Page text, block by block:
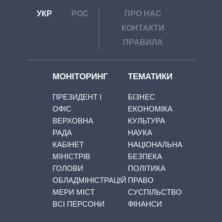
УКР РОС
ПРО НАС
КОНТАКТИ
ПРАВИЛА
МОНІТОРИНГ
ПРЕЗИДЕНТ І
ОФІС
ВЕРХОВНА
РАДА
КАБІНЕТ
МІНІСТРІВ
ГОЛОВИ
ОБЛАДМІНІСТРАЦІЙ
МЕРИ МІСТ
ВСІ ПЕРСОНИ
ТЕМАТИКИ
БІЗНЕС
ЕКОНОМІКА
КУЛЬТУРА
НАУКА
НАЦІОНАЛЬНА
БЕЗПЕКА
ПОЛІТИКА
ПРАВО
СУСПІЛЬСТВО
ФІНАНСИ